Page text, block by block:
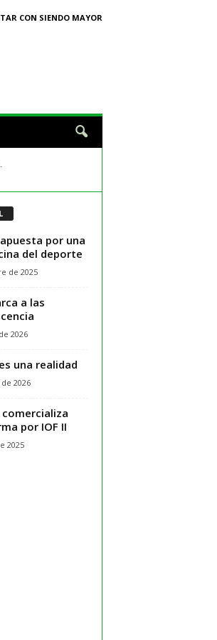
CON SIENDO MAYOR
por una
del deporte
de 2025
a las
2026
una realidad
2026
comercializa
por IOF II
2025